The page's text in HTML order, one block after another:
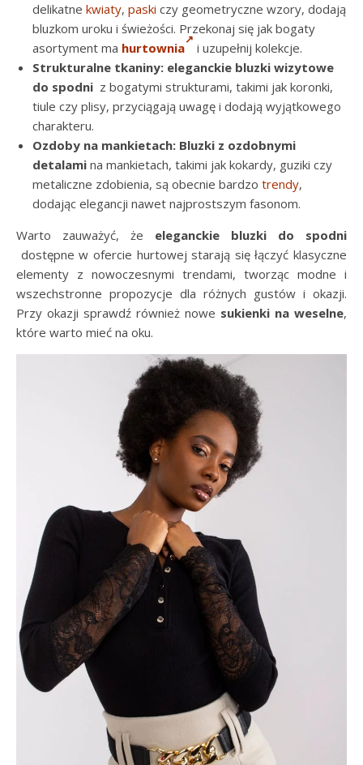
delikatne kwiaty, paski czy geometryczne wzory, dodają
bluzkom uroku i świeżości. Przekonaj się jak bogaty
asortyment ma hurtownia
i uzupełnij kolekcje.
Strukturalne tkaniny: eleganckie bluzki wizytowe
do spodni z bogatymi strukturami, takimi jak koronki,
tiule czy plisy, przyciągają uwagę i dodają wyjątkowego
charakteru.
Ozdoby na mankietach: Bluzki z ozdobnymi
detalami na mankietach, takimi jak kokardy, guziki czy
metaliczne zdobienia, są obecnie bardzo trendy,
dodając elegancji nawet najprostszym fasonom.
Warto zauważyć, że eleganckie bluzki do spodni
dostępne w ofercie hurtowej starają się łączyć klasyczne
elementy z nowoczesnymi trendami, tworząc modne i
wszechstronne propozycje dla różnych gustów i okazji.
Przy okazji sprawdź również nowe sukienki na weselne,
które warto mieć na oku.